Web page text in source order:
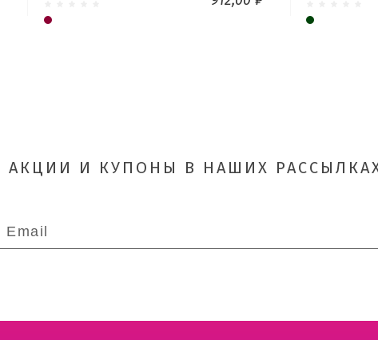
Бордо Темно-
АКЦИИ И КУПОНЫ В НАШИХ